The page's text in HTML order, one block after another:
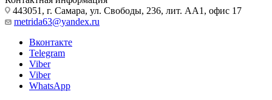
443051, г. Самара, ул. Свободы, 236, лит. АА1, офис 17
metrida63@yandex.ru
Вконтакте
Telegram
Viber
Viber
WhatsApp